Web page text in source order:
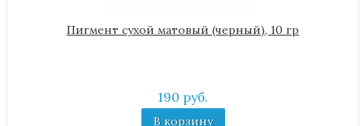
Пигмент сухой матовый (черный), 10 гр
190 руб.
В корзину